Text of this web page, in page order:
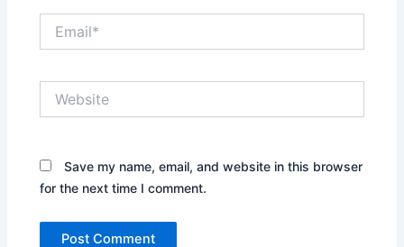
Save my name, email, and website in this browser
for the next time I comment.